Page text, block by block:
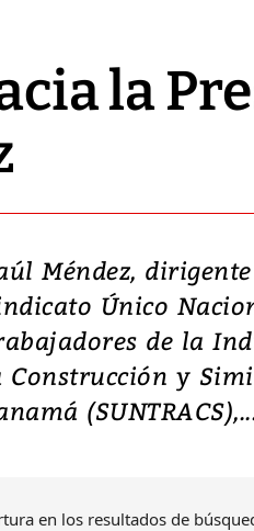
la
Méndez,
Único
de la
Construcción y
en los resultados de
Video: Lula
candidatura
promesas de
en defensa,
tierras raras